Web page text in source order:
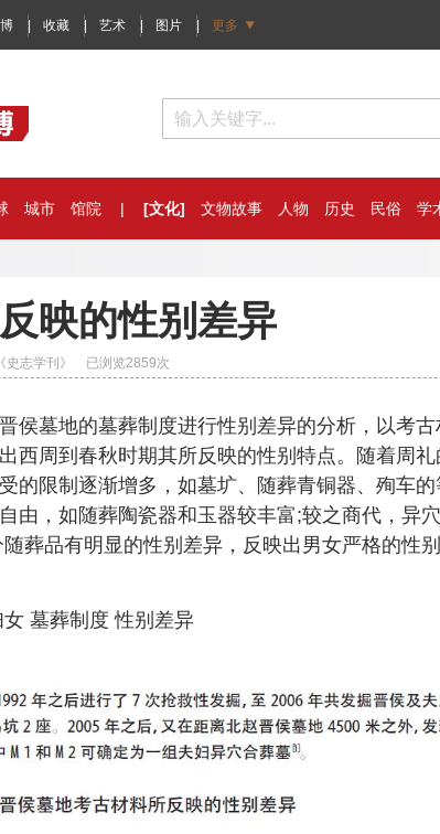
| 收藏 | 艺术 | 图片 | 更多
城市 馆院 | [文化] 文物故事 人物 历史 民俗 学
映的性别差异
史志学刊》 已浏览2859次
墓地的墓葬制度进行性别差异的分析，以考古
西周到春秋时期其所反映的性别特点。随着周
的限制逐渐增多，如墓圹、随葬青铜器、殉车
由，如随葬陶瓷器和玉器较丰富;较之商代，异
葬品有明显的性别差异，反映出男女严格的性别
墓葬制度 性别差异